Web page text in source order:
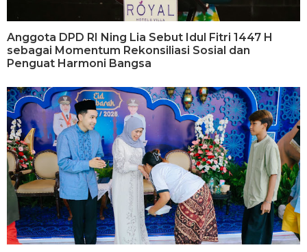
Anggota DPD RI Ning Lia Sebut Idul Fitri 1447 H
sebagai Momentum Rekonsiliasi Sosial dan
Penguat Harmoni Bangsa